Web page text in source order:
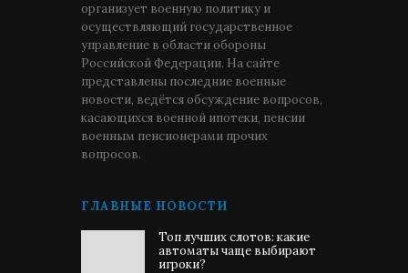
организует военную политику и
осуществляющий государственное
управление в области обороны
Российской Федерации. На сайте
представлены последние военные
новости, ведётся обсуждение вопросов,
касающихся военной ипотеки, пенсии
военным пенсионерами прочих
вопросов.
ГЛАВНЫЕ НОВОСТИ
Топ лучших слотов: какие
автоматы чаще выбирают
игроки?